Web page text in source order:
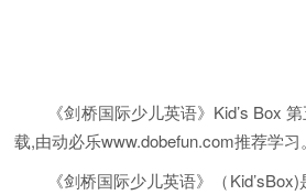
《剑桥国际少儿英语》Kid’s Box
载,由动必乐www.dobefun.com推荐学习。
《剑桥国际少儿英语》（